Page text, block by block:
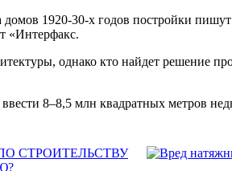
1920-30-х годов постройки
«Интерфакс.
однако кто найдет решение
8–8,5 млн квадратных метров